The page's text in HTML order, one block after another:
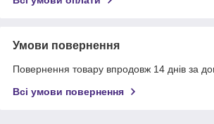
Умови повернення
Повернення товару впродовж 14 днів за
Всі умови повернення